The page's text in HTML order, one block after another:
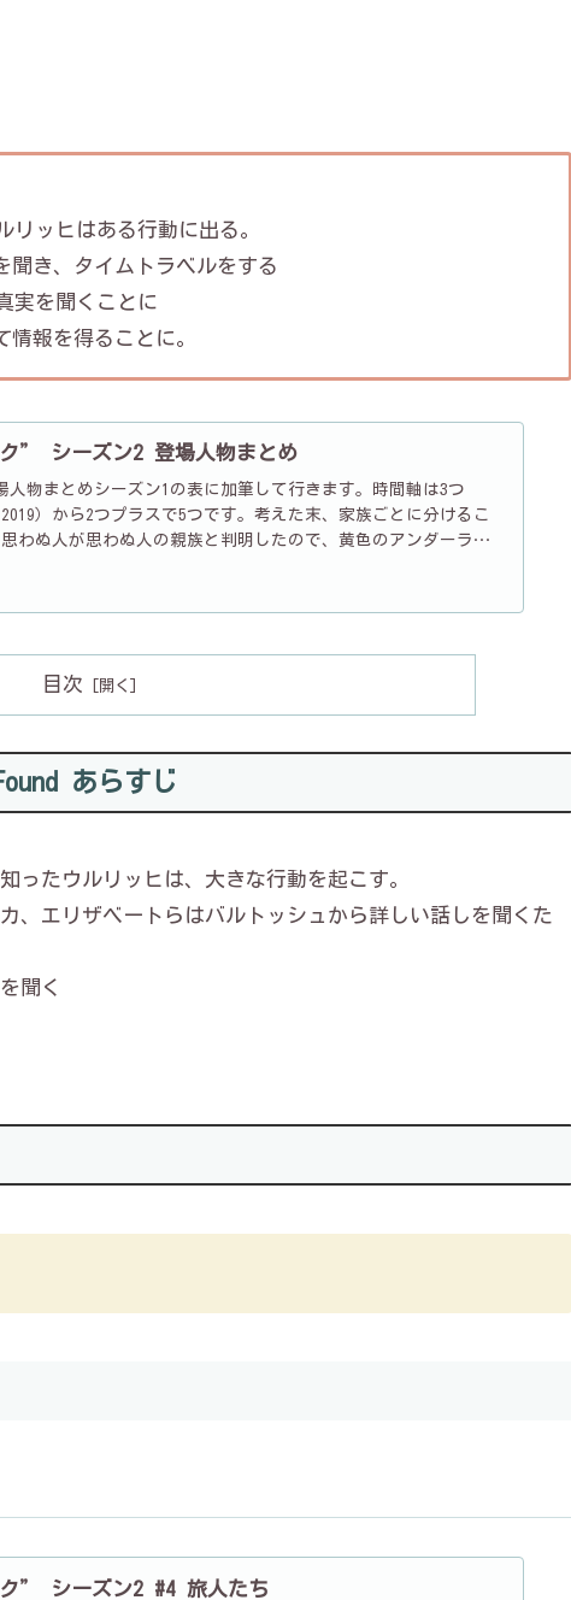
ッヒはある行動に出る。
き、タイムトラベルをする
実を聞くことに
報を得ることに。
” シーズン2 登場人物まとめ
人物まとめシーズン1の表に加筆して行きます。時間軸は3つ
2019）から2つプラスで5つです。考えた末、家族ごとに分けるこ
わぬ人が思わぬ人の親族と判明したので、黄色のアンダーライ
目次
あらすじ
ったウルリッヒは、大きな行動を起こす。
、エリザベートらはバルトッシュから詳しい話しを聞くた
聞く
ク” シーズン2 #4 旅人たち